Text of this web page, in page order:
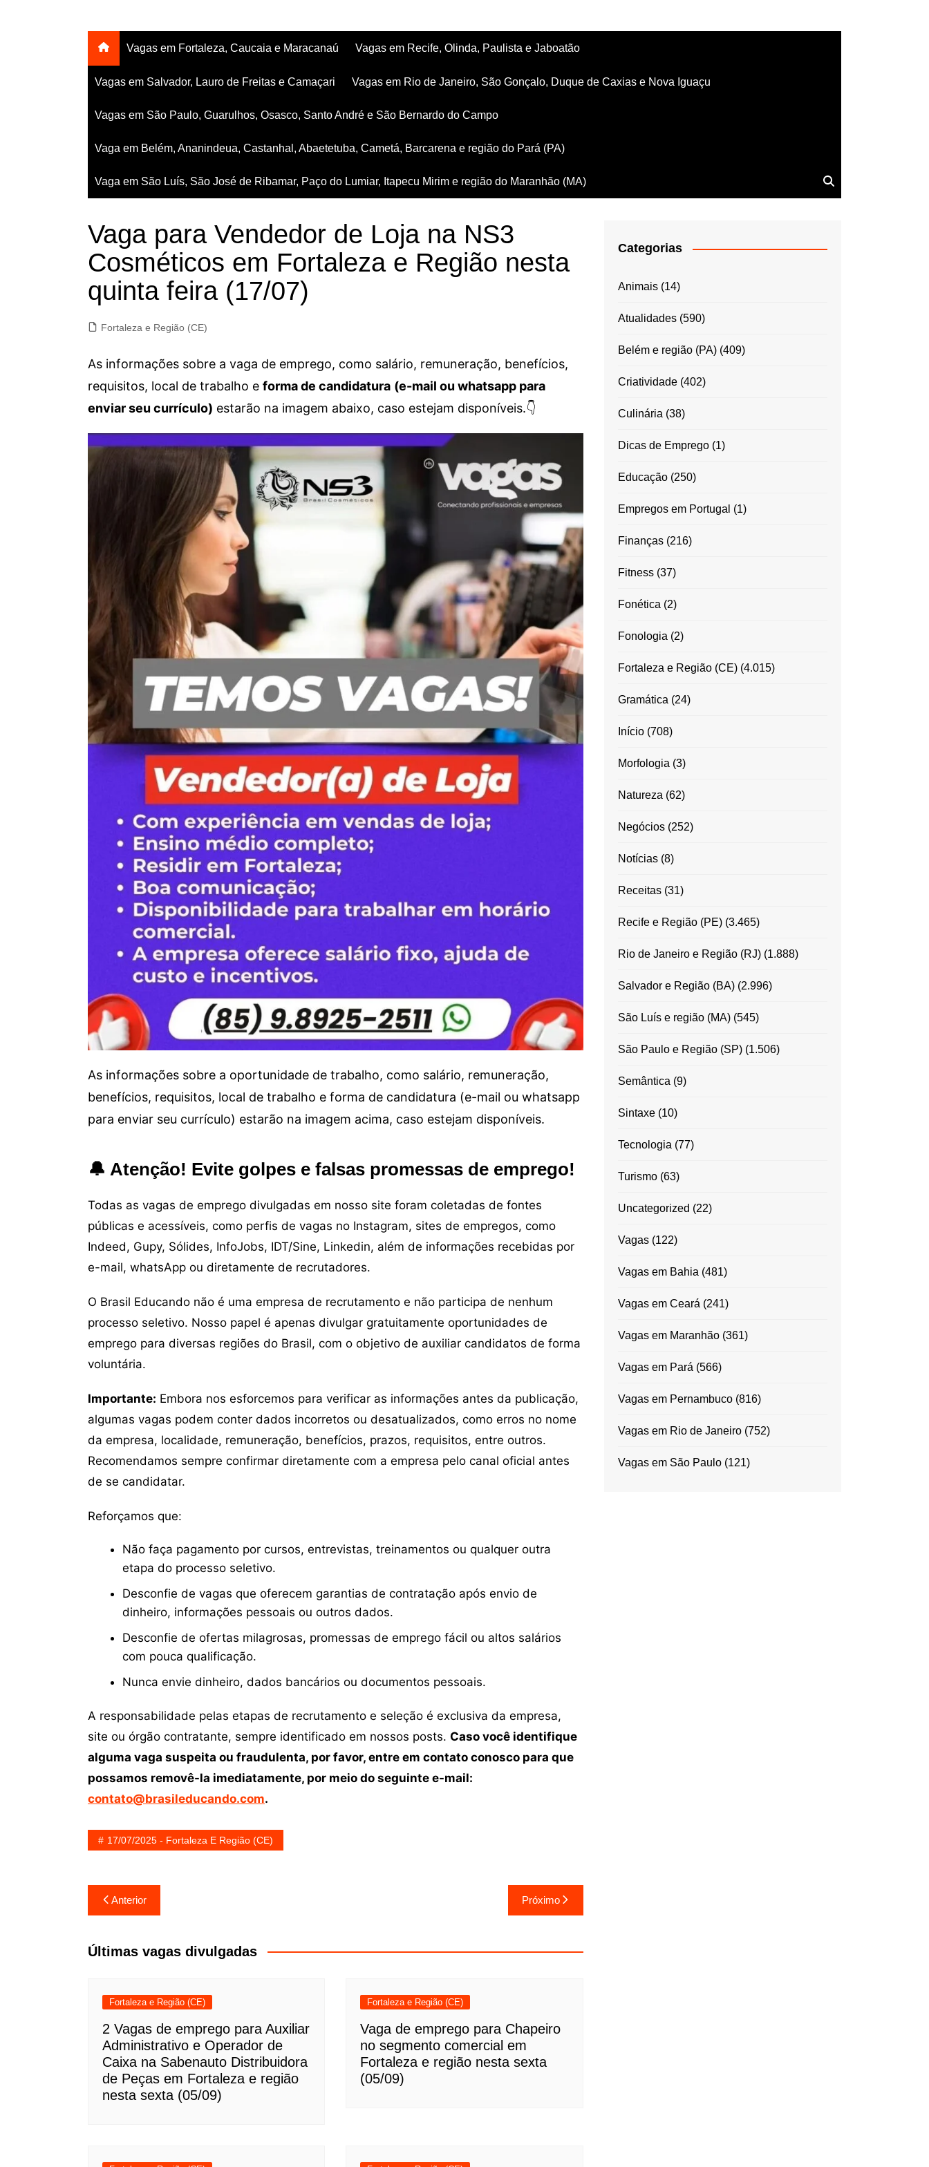
Vagas em Fortaleza, Caucaia e Maracanaú Vagas em Recife, Olinda, Paulista e Jaboatão
Vagas em Salvador, Lauro de Freitas e Camaçari Vagas em Rio de Janeiro, São Gonçalo, Duque de Caxias e Nova Iguaçu
Vagas em São Paulo, Guarulhos, Osasco, Santo André e São Bernardo do Campo
Vaga em Belém, Ananindeua, Castanhal, Abaetetuba, Cametá, Barcarena e região do Pará (PA)
Vaga em São Luís, São José de Ribamar, Paço do Lumiar, Itapecu Mirim e região do Maranhão (MA)
Vaga para Vendedor de Loja na NS3
Cosméticos em Fortaleza e Região nesta
quinta feira (17/07)
Fortaleza e Região (CE)
As informações sobre a vaga de emprego, como salário, remuneração, benefícios,
requisitos, local de trabalho e forma de candidatura (e-mail ou whatsapp para
enviar seu currículo) estarão na imagem abaixo, caso estejam disponíveis.👇
As informações sobre a oportunidade de trabalho, como salário, remuneração,
benefícios, requisitos, local de trabalho e forma de candidatura (e-mail ou whatsapp
para enviar seu currículo) estarão na imagem acima, caso estejam disponíveis.
🔔 Atenção! Evite golpes e falsas promessas de emprego!
Todas as vagas de emprego divulgadas em nosso site foram coletadas de fontes
públicas e acessíveis, como perfis de vagas no Instagram, sites de empregos, como
Indeed, Gupy, Sólides, InfoJobs, IDT/Sine, Linkedin, além de informações recebidas por
e-mail, whatsApp ou diretamente de recrutadores.
O Brasil Educando não é uma empresa de recrutamento e não participa de nenhum
processo seletivo. Nosso papel é apenas divulgar gratuitamente oportunidades de
emprego para diversas regiões do Brasil, com o objetivo de auxiliar candidatos de forma
voluntária.
Importante: Embora nos esforcemos para verificar as informações antes da publicação,
algumas vagas podem conter dados incorretos ou desatualizados, como erros no nome
da empresa, localidade, remuneração, benefícios, prazos, requisitos, entre outros.
Recomendamos sempre confirmar diretamente com a empresa pelo canal oficial antes
de se candidatar.
Reforçamos que:
Não faça pagamento por cursos, entrevistas, treinamentos ou qualquer outra
etapa do processo seletivo.
Desconfie de vagas que oferecem garantias de contratação após envio de
dinheiro, informações pessoais ou outros dados.
Desconfie de ofertas milagrosas, promessas de emprego fácil ou altos salários
com pouca qualificação.
Nunca envie dinheiro, dados bancários ou documentos pessoais.
A responsabilidade pelas etapas de recrutamento e seleção é exclusiva da empresa,
site ou órgão contratante, sempre identificado em nossos posts. Caso você identifique
alguma vaga suspeita ou fraudulenta, por favor, entre em contato conosco para que
possamos removê-la imediatamente, por meio do seguinte e-mail:
contato@brasileducando.com.
17/07/2025 - Fortaleza E Região (CE)
Navegação
de
Post
Anterior Próximo
Últimas vagas divulgadas
Fortaleza e Região (CE)
2 Vagas de emprego para Auxiliar
Administrativo e Operador de
Caixa na Sabenauto Distribuidora
de Peças em Fortaleza e região
nesta sexta (05/09)
Fortaleza e Região (CE)
Vaga de emprego para Chapeiro
no segmento comercial em
Fortaleza e região nesta sexta
(05/09)
Categorias
Animais(14)
Atualidades(590)
Belém e região (PA)(409)
Criatividade(402)
Culinária (38)
Dicas de Emprego(1)
Educação(250)
Empregos em Portugal (1)
Finanças(216)
Fitness(37)
Fonética (2)
Fonologia (2)
Fortaleza e Região (CE)(4.015)
Gramática (24)
Início(708)
Morfologia (3)
Natureza (62)
Negócios(252)
Notícias(8)
Receitas(31)
Recife e Região (PE)(3.465)
Rio de Janeiro e Região (RJ)(1.888)
Salvador e Região (BA)(2.996)
São Luís e região (MA)(545)
São Paulo e Região (SP)(1.506)
Semântica (9)
Sintaxe(10)
Tecnologia (77)
Turismo(63)
Uncategorized (22)
Vagas(122)
Vagas em Bahia (481)
Vagas em Ceará (241)
Vagas em Maranhão(361)
Vagas em Pará (566)
Vagas em Pernambuco(816)
Vagas em Rio de Janeiro(752)
Vagas em São Paulo(121)